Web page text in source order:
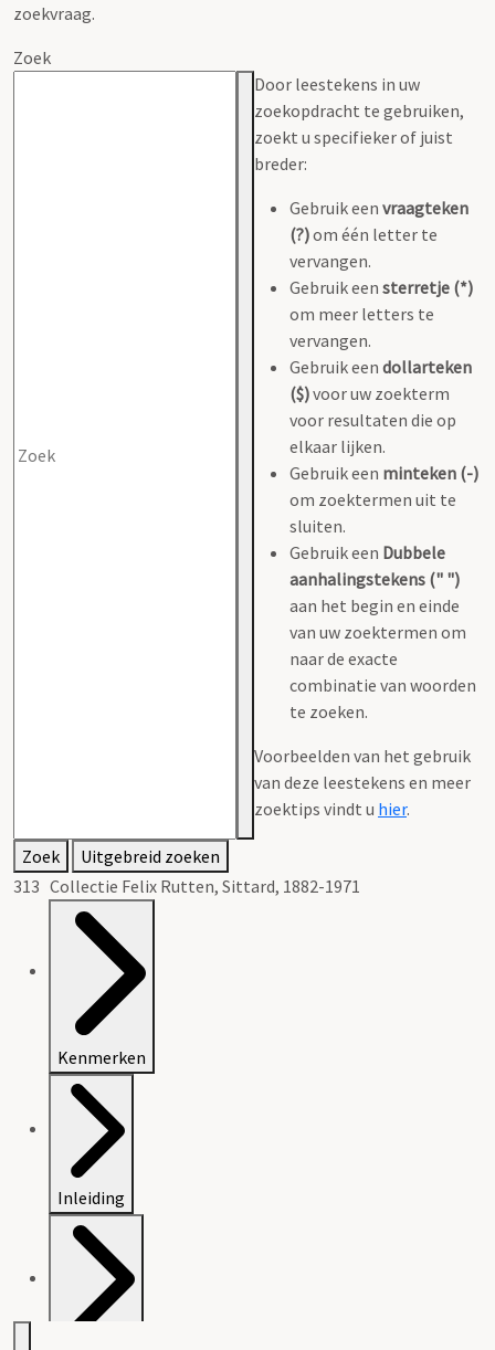
zoekvraag.
Zoek
Door leestekens in uw
zoekopdracht te gebruiken,
zoekt u specifieker of juist
breder:
Gebruik een vraagteken
(?)om één letter te
vervangen.
Gebruik een sterretje (*)
om meer letters te
vervangen.
Gebruik een dollarteken
($)voor uw zoekterm
voor resultaten die op
elkaar lijken.
Gebruik een minteken (-)
om zoektermen uit te
sluiten.
Gebruik een Dubbele
aanhalingstekens (" ")
aan het begin en einde
van uw zoektermen om
naar de exacte
combinatie van woorden
te zoeken.
Voorbeelden van het gebruik
van deze leestekens en meer
zoektips vindt u hier.
Zoek
Uitgebreid zoeken
313 Collectie Felix Rutten, Sittard, 1882-1971
Kenmerken
Inleiding